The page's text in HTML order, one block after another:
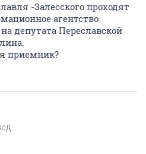
-Залесского проходят
агентство
депутата Переславской
приемник?